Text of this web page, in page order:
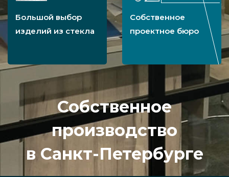
Большой выбор
изделий из стекла
Собственное
проектное бюро
Собственное
производство
в Санкт-Петербурге